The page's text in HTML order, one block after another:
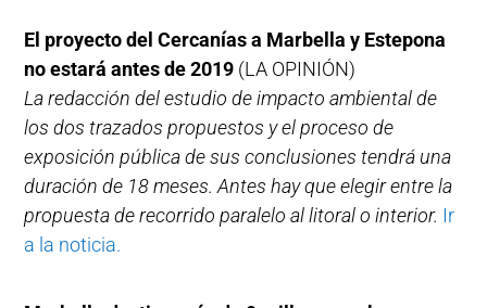
El proyecto del Cercanías a Marbella y Estepona
no estará antes de 2019 (LA OPINIÓN)
La redacción del estudio de impacto ambiental de
los dos trazados propuestos y el proceso de
exposición pública de sus conclusiones tendrá una
duración de 18 meses. Antes hay que elegir entre la
propuesta de recorrido paralelo al litoral o interior. Ir
a la noticia.